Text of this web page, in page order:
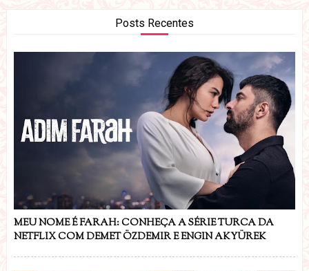
Posts Recentes
MEU NOME É FARAH: CONHEÇA A SÉRIE TURCA DA
NETFLIX COM DEMET ÖZDEMIR E ENGIN AKYÜREK